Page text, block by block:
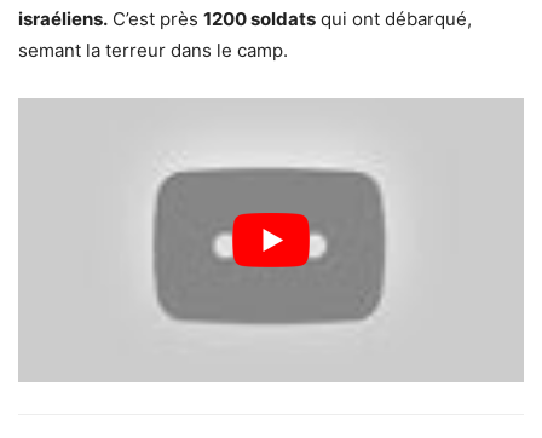
israéliens. C’est près 1200 soldats qui ont débarqué,
semant la terreur dans le camp.